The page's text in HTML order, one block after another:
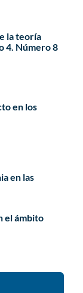
la teoría
4. Número 8
en los
en las
el ámbito